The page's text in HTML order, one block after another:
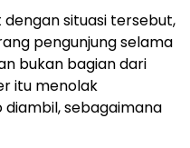
situasi tersebut,
pengunjung selama
bukan bagian dari
itu menolak
sebagaimana